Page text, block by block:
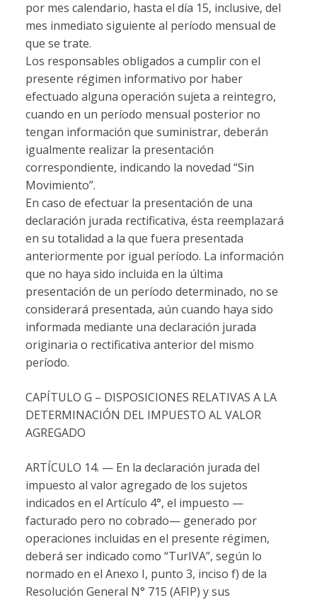
por mes calendario, hasta el día 15, inclusive, del
mes inmediato siguiente al período mensual de
que se trate.
Los responsables obligados a cumplir con el
presente régimen informativo por haber
efectuado alguna operación sujeta a reintegro,
cuando en un período mensual posterior no
tengan información que suministrar, deberán
igualmente realizar la presentación
correspondiente, indicando la novedad “Sin
Movimiento”.
En caso de efectuar la presentación de una
declaración jurada rectificativa, ésta reemplazará
en su totalidad a la que fuera presentada
anteriormente por igual período. La información
que no haya sido incluida en la última
presentación de un período determinado, no se
considerará presentada, aún cuando haya sido
informada mediante una declaración jurada
originaria o rectificativa anterior del mismo
período.
CAPÍTULO G – DISPOSICIONES RELATIVAS A LA
DETERMINACIÓN DEL IMPUESTO AL VALOR
AGREGADO
ARTÍCULO 14. — En la declaración jurada del
impuesto al valor agregado de los sujetos
indicados en el Artículo 4°, el impuesto —
facturado pero no cobrado— generado por
operaciones incluidas en el presente régimen,
deberá ser indicado como “TurIVA”, según lo
normado en el Anexo I, punto 3, inciso f) de la
Resolución General N° 715 (AFIP) y sus